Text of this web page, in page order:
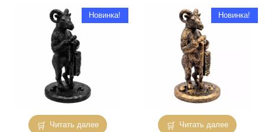
Читать далее
Новинка!
Читать далее
Новинка!